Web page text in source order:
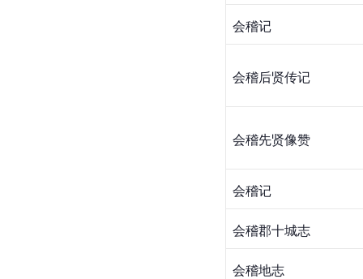
会稽记
会稽后贤传记
会稽先贤像赞
会稽记
会稽郡十城志
会稽地志